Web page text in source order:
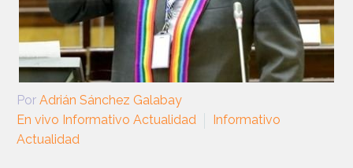
Por Adrián Sánchez Galabay
En vivo Informativo Actualidad
Informativo
Actualidad